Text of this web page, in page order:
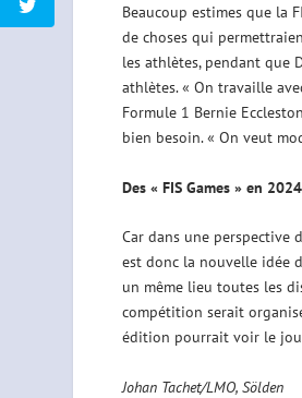
Beaucoup estimes que la
de choses qui
les athlètes, pendant que
athlètes. « On travaille
Formule 1 Bernie
bien besoin. « On veut
Des « FIS Games » en
Car dans une perspective
est donc la nouvelle idée
un même lieu toutes les
compétition serait
édition pourrait voir le
Johan Tachet/LMO, Sölden